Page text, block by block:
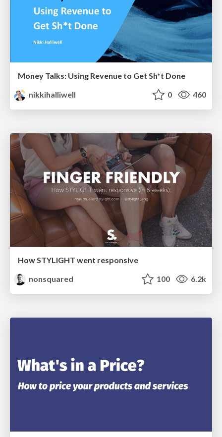
Money Talks: Using Revenue to Get Sh*t Done
nikkihalliwell
0 460
How STYLIGHT went responsive
nonsquared
100 6.2k